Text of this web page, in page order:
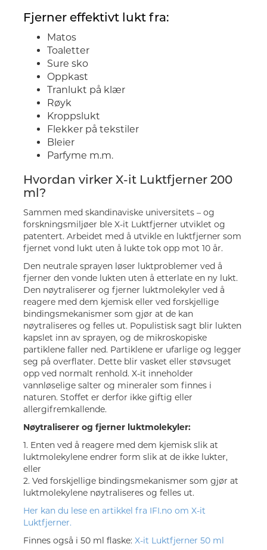
Fjerner effektivt lukt fra:
Matos
Toaletter
Sure sko
Oppkast
Tranlukt på klær
Røyk
Kroppslukt
Flekker på tekstiler
Bleier
Parfyme m.m.
Hvordan virker X-it Luktfjerner 200
ml?
Sammen med skandinaviske universitets – og
forskningsmiljøer ble X-it Luktfjerner utviklet og
patentert. Arbeidet med å utvikle en luktfjerner som
fjernet vond lukt uten å lukte tok opp mot 10 år.
Den neutrale sprayen løser luktproblemer ved å
fjerner den vonde lukten uten å etterlate en ny lukt.
Den nøytraliserer og fjerner luktmolekyler ved å
reagere med dem kjemisk eller ved forskjellige
bindingsmekanismer som gjør at de kan
nøytraliseres og felles ut. Populistisk sagt blir lukten
kapslet inn av sprayen, og de mikroskopiske
partiklene faller ned. Partiklene er ufarlige og legger
seg på overflater. Dette blir vasket eller støvsuget
opp ved normalt renhold. X-it inneholder
vannløselige salter og mineraler som finnes i
naturen. Stoffet er derfor ikke giftig eller
allergifremkallende.
Nøytraliserer og fjerner luktmolekyler:
1. Enten ved å reagere med dem kjemisk slik at
luktmolekylene endrer form slik at de ikke lukter,
eller
2. Ved forskjellige bindingsmekanismer som gjør at
luktmolekylene nøytraliseres og felles ut.
Her kan du lese en artikkel fra IFI.no om X-it
Luktfjerner.
Finnes også i 50 ml flaske: X-it Luktfjerner 50 ml